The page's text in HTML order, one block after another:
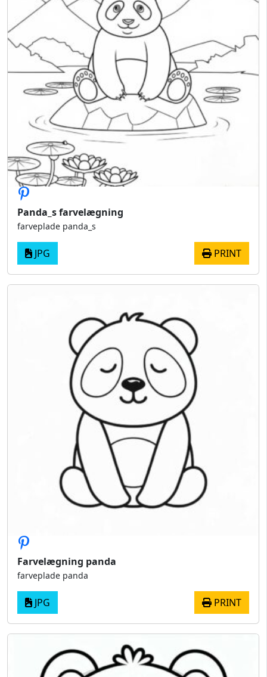
Panda_s farvelægning
farveplade panda_s
JPG PRINT
Farvelægning panda
farveplade panda
JPG PRINT